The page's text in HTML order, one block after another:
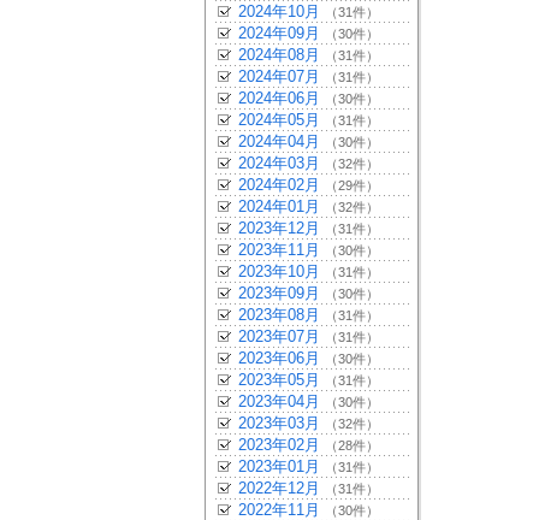
2024年10月 （31件）
2024年09月 （30件）
2024年08月 （31件）
2024年07月 （31件）
2024年06月 （30件）
2024年05月 （31件）
2024年04月 （30件）
2024年03月 （32件）
2024年02月 （29件）
2024年01月 （32件）
2023年12月 （31件）
2023年11月 （30件）
2023年10月 （31件）
2023年09月 （30件）
2023年08月 （31件）
2023年07月 （31件）
2023年06月 （30件）
2023年05月 （31件）
2023年04月 （30件）
2023年03月 （32件）
2023年02月 （28件）
2023年01月 （31件）
2022年12月 （31件）
2022年11月 （30件）